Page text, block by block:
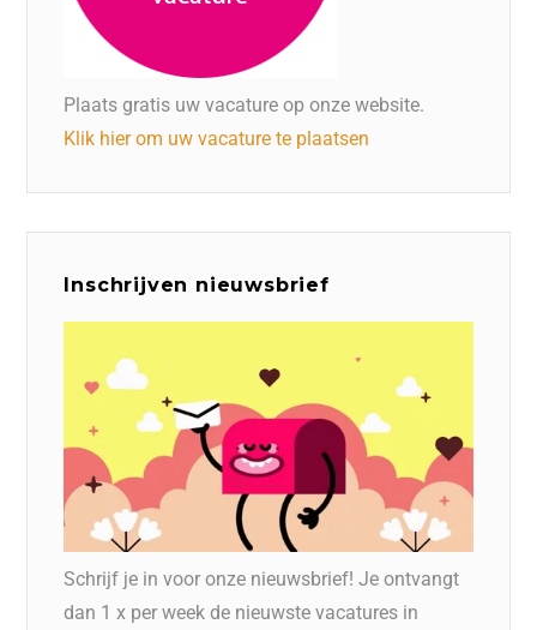
Plaats gratis uw vacature op onze website.
Klik hier om uw vacature te plaatsen
Inschrijven nieuwsbrief
Schrijf je in voor onze nieuwsbrief! Je ontvangt
dan 1 x per week de nieuwste vacatures in